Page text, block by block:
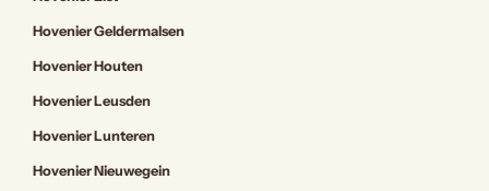
Hovenier Geldermalsen
Hovenier Houten
Hovenier Leusden
Hovenier Lunteren
Hovenier Nieuwegein